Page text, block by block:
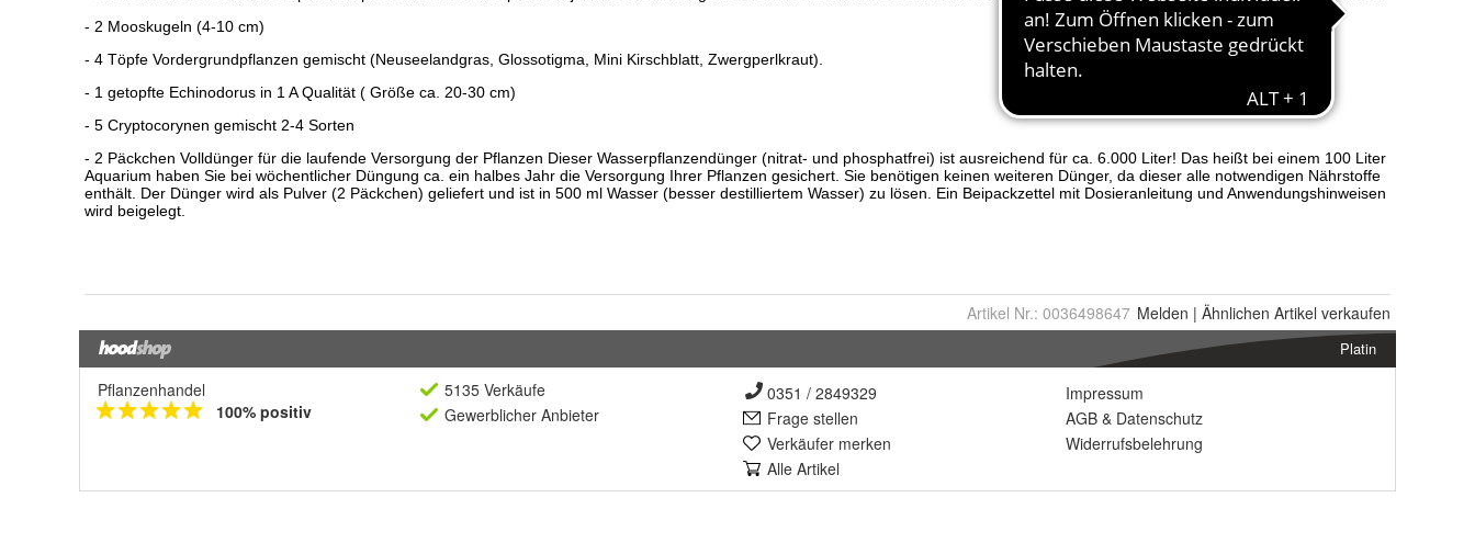
Artikel Nr.: 0036498647 Melden | Ähnlichen Artikel verkaufen
Platin
Pflanzenhandel
100% positiv
5135 Verkäufe
Gewerblicher Anbieter
0351 / 2849329
Frage stellen
Verkäufer merken
Alle Artikel
Impressum
AGB & Datenschutz
Widerrufsbelehrung